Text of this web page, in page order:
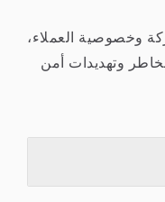
وخصوصية العملاء،
وتهديدات أمن